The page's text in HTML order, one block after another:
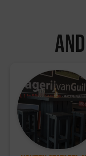
Ophalen kan bij
maandag tot en
Herroepingsrecht
Voor overige
dagen, waarbij de
Voor meer